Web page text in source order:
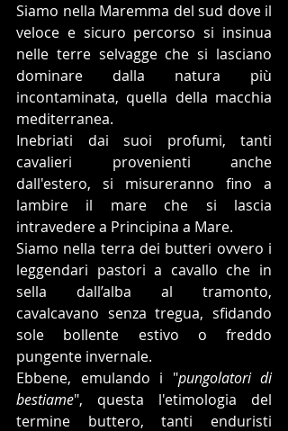
Siamo nella Maremma del sud dove il
veloce e sicuro percorso si insinua
nelle terre selvagge che si lasciano
dominare dalla natura più
incontaminata, quella della macchia
mediterranea.
Inebriati dai suoi profumi, tanti
cavalieri provenienti anche
dall'estero, si misureranno fino a
lambire il mare che si lascia
intravedere a Principina a Mare.
Siamo nella terra dei butteri ovvero i
leggendari pastori a cavallo che in
sella dall’alba al tramonto,
cavalcavano senza tregua, sfidando
sole bollente estivo o freddo
pungente invernale.
Ebbene, emulando i "pungolatori di
bestiame", questa l'etimologia del
termine buttero, tanti enduristi